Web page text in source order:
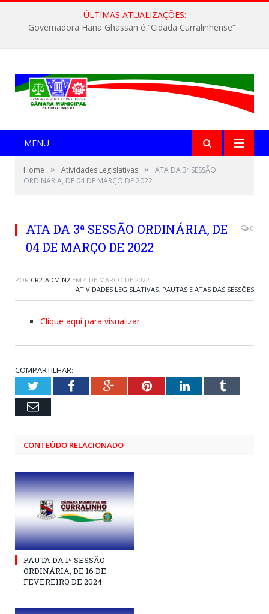
ÚLTIMAS ATUALIZAÇÕES:
Governadora Hana Ghassan é “Cidadã Curralinhense”
MENU
Home » Atividades Legislativas »
ATA DA 3ª SESSÃO
ORDINÁRIA, DE 04 DE MARÇO DE 2022
ATA DA 3ª SESSÃO ORDINÁRIA, DE
04 DE MARÇO DE 2022
0
POR CR2-ADMIN2 EM 4 DE MARÇO DE 2022
ATIVIDADES LEGISLATIVAS, PAUTAS E ATAS DAS SESSÕES
Clique aqui para visualizar
COMPARTILHAR:
TwitterFacebookGoogle+PinterestLinkedInTumblr
Email
CONTEÚDO RELACIONADO
PAUTA DA 1ª SESSÃO
ORDINÁRIA, DE 16 DE
FEVEREIRO DE 2024